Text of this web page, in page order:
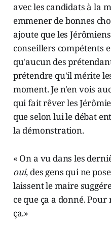
avec les candidats à la
emmener de bonnes
ajoute que les
conseillers compétents
qu'aucun des
prétendre qu'il mérite
moment. Je n'en vois
qui fait rêver les
que selon lui le débat
la démonstration.
« On a vu dans les
oui, des gens qui ne
laissent le maire
ce que ça a donné.
ça.»